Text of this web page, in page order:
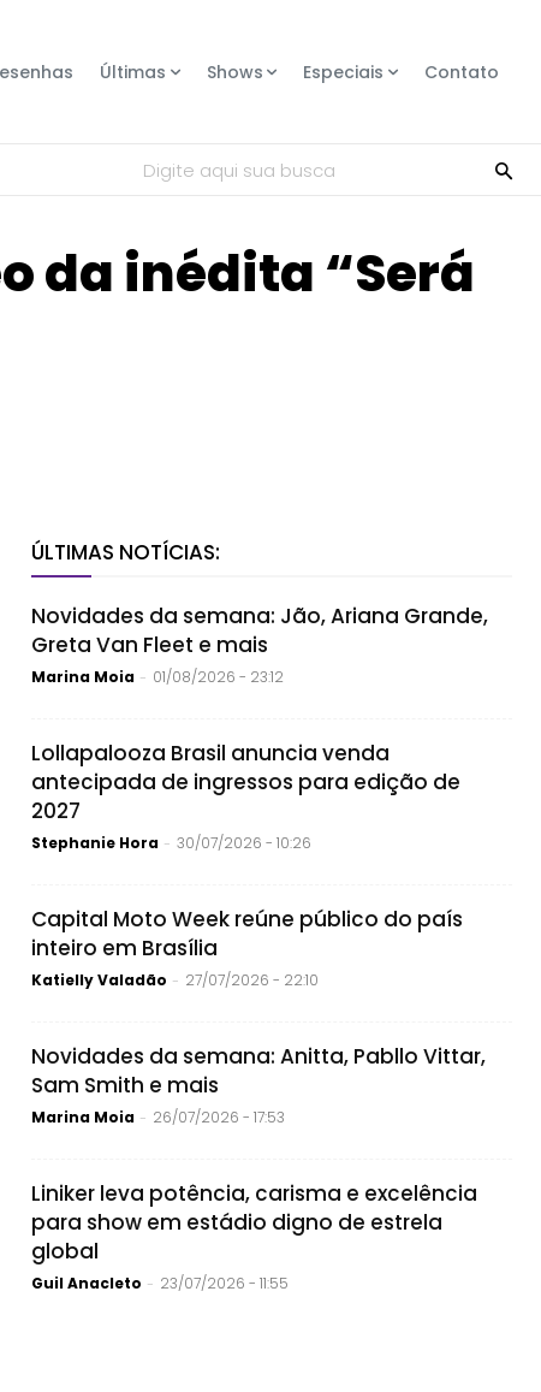
Últimas Shows Especiais Contato
Digite aqui sua busca
da inédita “Será
ÚLTIMAS NOTÍCIAS:
Novidades da semana: Jão, Ariana Grande,
Greta Van Fleet e mais
Marina Moia - 01/08/2026 - 23:12
Lollapalooza Brasil anuncia venda
antecipada de ingressos para edição de
2027
Stephanie Hora - 30/07/2026 - 10:26
Capital Moto Week reúne público do país
inteiro em Brasília
Katielly Valadão - 27/07/2026 - 22:10
Novidades da semana: Anitta, Pabllo Vittar,
Sam Smith e mais
Marina Moia - 26/07/2026 - 17:53
Liniker leva potência, carisma e excelência
para show em estádio digno de estrela
global
Guil Anacleto - 23/07/2026 - 11:55